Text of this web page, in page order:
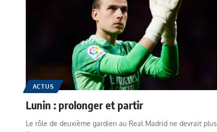
ACTUS
Lunin : prolonger et partir
Le rôle de deuxième gardien au Real Madrid ne devrait plus